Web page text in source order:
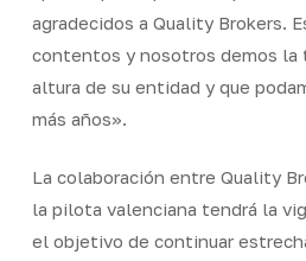
agradecidos a Quality Brokers.
contentos y nosotros demos la
altura de su entidad y que
más años».
La colaboración entre Quality
la pilota valenciana tendrá la
el objetivo de continuar